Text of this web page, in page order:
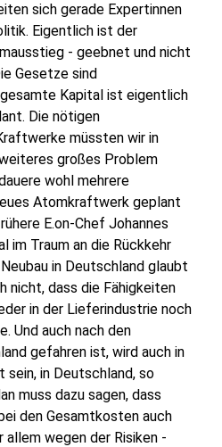
sich gerade Expertinnen
Eigentlich ist der
- geebnet und nicht
Gesetze sind
Kapital ist eigentlich
Die nötigen
müssten wir in
großes Problem
wohl mehrere
Atomkraftwerk geplant
E.on-Chef Johannes
im Traum an die Rückkehr
in Deutschland glaubt
nicht, dass die Fähigkeiten
in der Lieferindustrie noch
Und auch nach den
gefahren ist, wird auch in
in Deutschland, so
muss dazu sagen, dass
den Gesamtkosten auch
wegen der Risiken -